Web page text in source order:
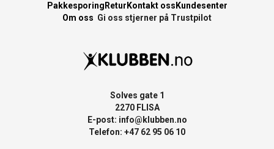
Pakkesporing Retur Kontakt oss Kundesenter
Om oss Gi oss stjerner på Trustpilot
Solves gate 1
2270 FLISA
E-post: info@klubben.no
Telefon: +47 62 95 06 10